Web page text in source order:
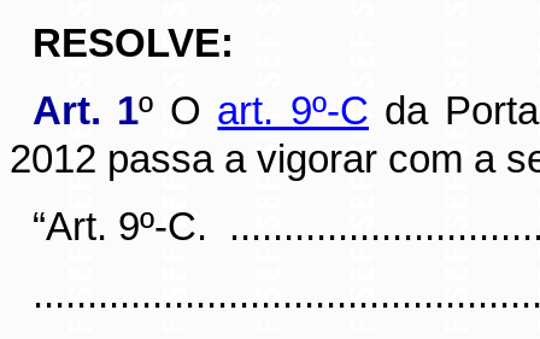
RESOLVE:
Art. 1º O art. 9º-C da
2012 passa a vigorar com a
“Art. 9º-C.